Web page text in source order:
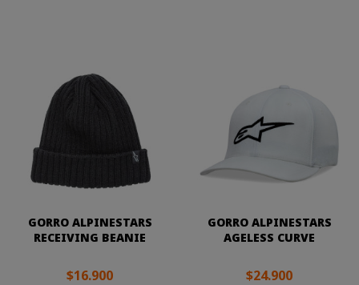
GORRO ALPINESTARS
RECEIVING BEANIE
$16.900
GORRO ALPINESTARS
AGELESS CURVE
$24.900